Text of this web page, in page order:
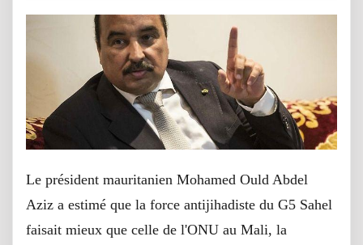
Le président mauritanien Mohamed Ould Abdel
Aziz a estimé que la force antijihadiste du G5 Sahel
faisait mieux que celle de l'ONU au Mali, la